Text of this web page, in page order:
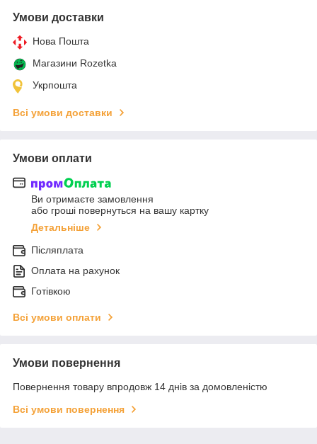
Умови доставки
Нова Пошта
Магазини Rozetka
Укрпошта
Всі умови доставки
Умови оплати
Ви отримаєте замовлення
або гроші повернуться на вашу картку
Детальніше
Післяплата
Оплата на рахунок
Готівкою
Всі умови оплати
Умови повернення
Повернення товару впродовж 14 днів за домовленістю
Всі умови повернення